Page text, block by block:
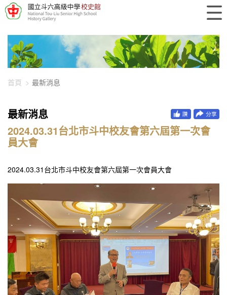
448-8111
首頁 最新消息
最新消息
2024.03.31台北市斗中校友會第六屆第一次會
員大會
2024.03.31台北市斗中校友會第六屆第一次會員大會